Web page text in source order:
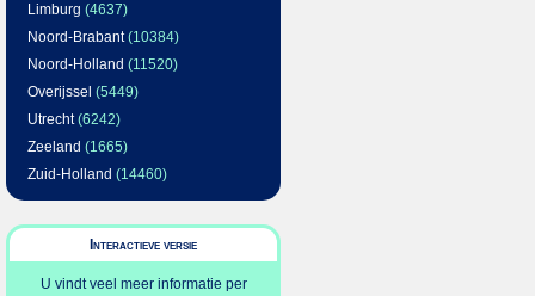
Limburg (4637)
Noord-Brabant(10384)
Noord-Holland (11520)
Overijssel (5449)
Utrecht(6242)
Zeeland (1665)
Zuid-Holland (14460)
Interactieve versie
U vindt veel meer informatie per